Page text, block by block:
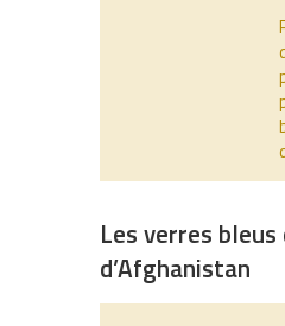
Les verres bleus
d’Afghanistan